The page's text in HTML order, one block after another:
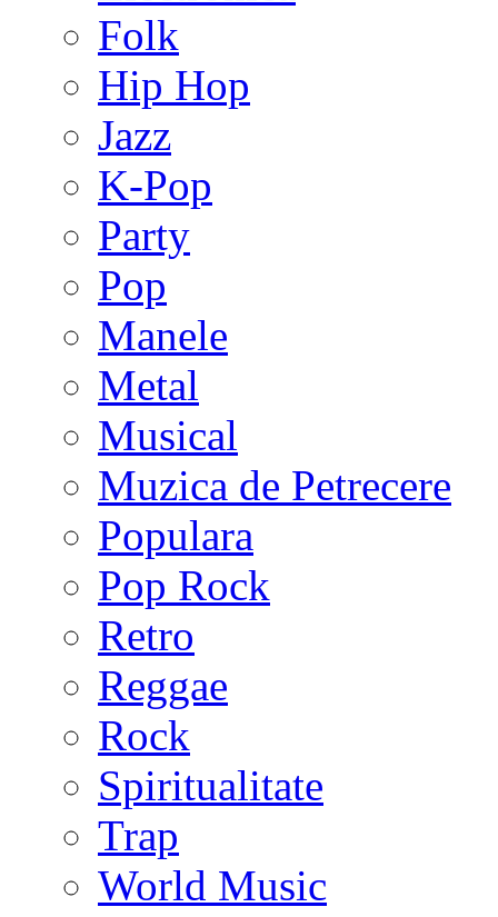
Folk
Hip Hop
Jazz
K-Pop
Party
Pop
Manele
Metal
Musical
Muzica de Petrecere
Populara
Pop Rock
Retro
Reggae
Rock
Spiritualitate
Trap
World Music